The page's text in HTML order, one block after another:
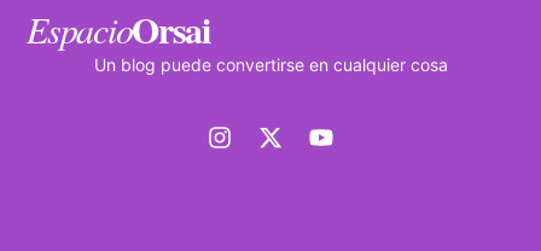
EspacioOrsai
Un blog puede convertirse en cualquier cosa